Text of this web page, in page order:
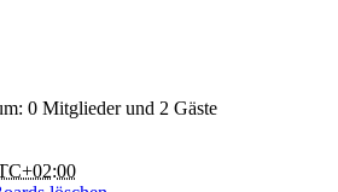
0 Mitglieder und 2 Gäste